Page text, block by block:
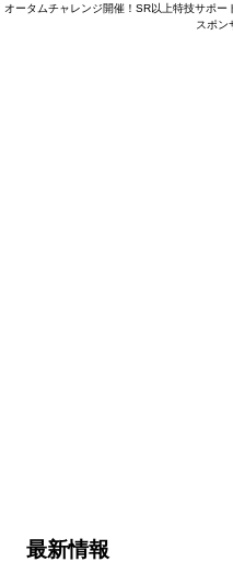
オータムチャレンジ開催！SR以上特技サポー
スポン
最新情報